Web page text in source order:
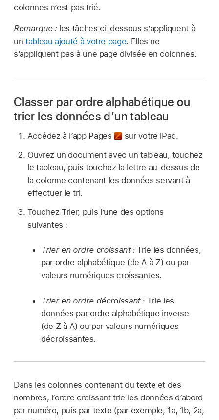
colonnes n’est pas trié.
Remarque : les tâches ci-dessous s’appliquent à
un tableau ajouté à votre page. Elles ne
s’appliquent pas à une page divisée en colonnes.
Classer par ordre alphabétique ou
trier les données d’un tableau
Accédez à l’app Pages
sur votre iPad.
Ouvrez un document avec un tableau, touchez
le tableau, puis touchez la lettre au-dessus de
la colonne contenant les données servant à
effectuer le tri.
Touchez Trier, puis l’une des options
suivantes :
Trier en ordre croissant :Trie les données,
par ordre alphabétique (de A à Z) ou par
valeurs numériques croissantes.
Trier en ordre décroissant : Trie les
données par ordre alphabétique inverse
(de Z à A) ou par valeurs numériques
décroissantes.
Dans les colonnes contenant du texte et des
nombres, l’ordre croissant trie les données d’abord
par numéro, puis par texte (par exemple, 1a, 1b, 2a,